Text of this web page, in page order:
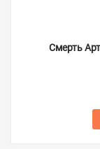
Смерть